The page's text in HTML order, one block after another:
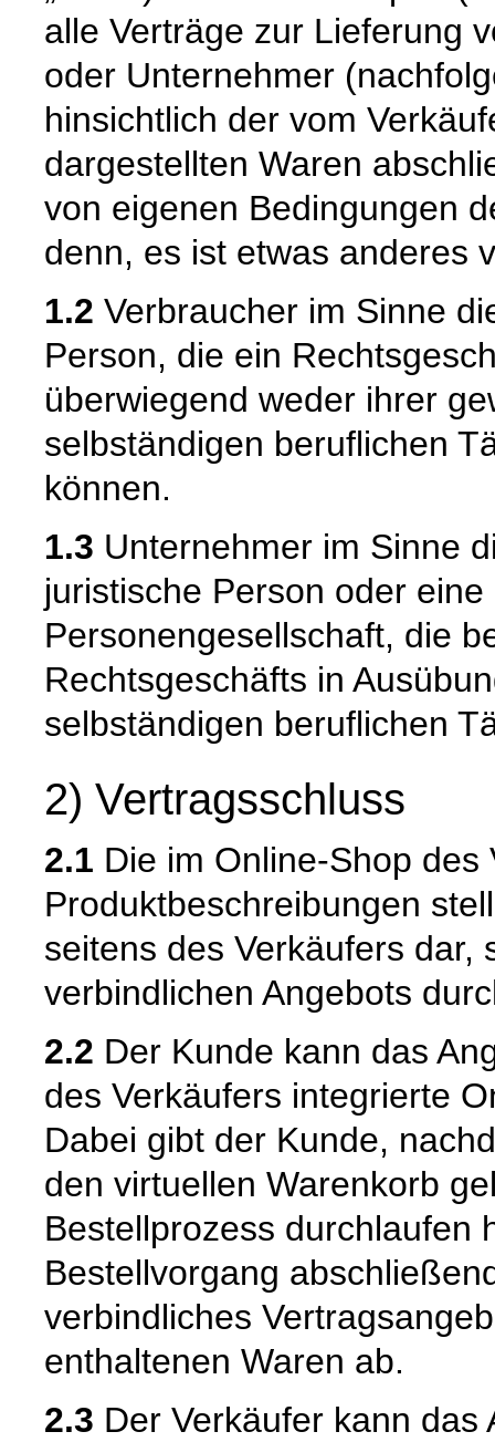
alle Verträge zur Lieferung
oder Unternehmer
hinsichtlich der vom
dargestellten Waren
von eigenen Bedingungen
denn, es ist etwas anderes
1.2 Verbraucher im Sinne
Person, die ein
überwiegend weder ihrer
selbständigen beruflichen
können.
1.3 Unternehmer im Sinne
juristische Person oder
Personengesellschaft, die
Rechtsgeschäfts in
selbständigen beruflichen
2) Vertragsschluss
2.1 Die im Online-Shop
Produktbeschreibungen
seitens des Verkäufers dar,
verbindlichen Angebots
2.2 Der Kunde kann das
des Verkäufers integrierte
Dabei gibt der Kunde,
den virtuellen Warenkorb
Bestellprozess durchlaufen
Bestellvorgang
verbindliches
enthaltenen Waren ab.
2.3 Der Verkäufer kann